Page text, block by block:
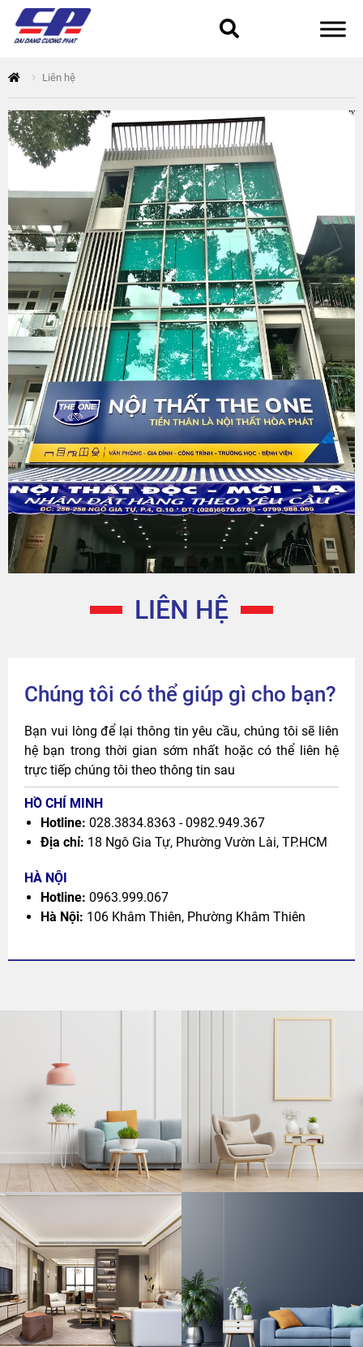
Chính sách bảo mật
Epsilon
Giỏ hàng
Giới thiệu
Hòa Phát
Liên hệ
Sản phẩm
Tài khoản
Thanh toán
The City
Đỉnh Phú
Liên hệ
LIÊN HỆ
Chúng tôi có thể giúp gì cho bạn?
Bạn vui lòng để lại thông tin yêu cầu, chúng tôi sẽ liên
hệ bạn trong thời gian sớm nhất hoặc có thể liên hệ
trực tiếp chúng tôi theo thông tin sau
HỒ CHÍ MINH
Hotline: 028.3834.8363 - 0982.949.367
Địa chỉ: 18 Ngô Gia Tự, Phường Vườn Lài, TP.HCM
HÀ NỘI
Hotline: 0963.999.067
Hà Nội: 106 Khâm Thiên, Phường Khâm Thiên